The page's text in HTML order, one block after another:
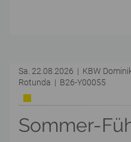
Sa. 22.08.2026 | KBW
Rotunda | B26-Y00055
Sommer-